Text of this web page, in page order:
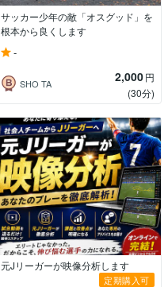
サッカー少年の敵「オスグッド」を
根本から良くします
-
SHO TA 2,000円
(30分)
元Jリーガーが映像分析します
定期購入可